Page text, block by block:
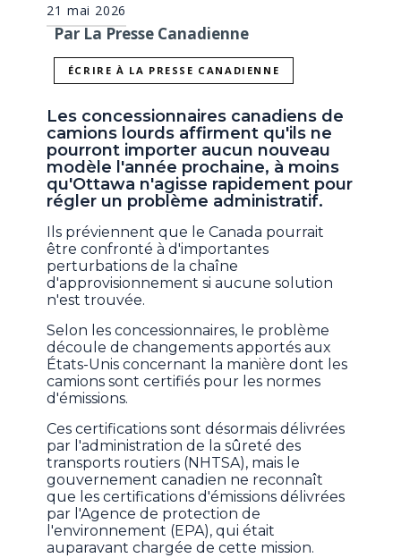
21 mai 2026
Par La Presse Canadienne
ÉCRIRE À LA PRESSE CANADIENNE
Les concessionnaires canadiens de
camions lourds affirment qu'ils ne
pourront importer aucun nouveau
modèle l'année prochaine, à moins
qu'Ottawa n'agisse rapidement pour
régler un problème administratif.
Ils préviennent que le Canada pourrait
être confronté à d'importantes
perturbations de la chaîne
d'approvisionnement si aucune solution
n'est trouvée.
Selon les concessionnaires, le problème
découle de changements apportés aux
États-Unis concernant la manière dont les
camions sont certifiés pour les normes
d'émissions.
Ces certifications sont désormais délivrées
par l'administration de la sûreté des
transports routiers (NHTSA), mais le
gouvernement canadien ne reconnaît
que les certifications d'émissions délivrées
par l'Agence de protection de
l'environnement (EPA), qui était
auparavant chargée de cette mission.